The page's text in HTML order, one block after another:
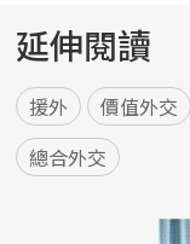
延伸閱讀
援外 價值外交
總合外交